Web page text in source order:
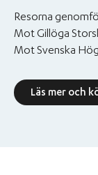
Resorna
Mot Gillöga
Mot Svenska
Läs mer och